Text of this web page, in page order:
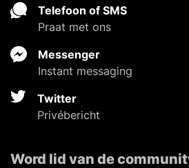
Telefoon of SMS
Praat met ons
Messenger
Instant messaging
Twitter
Privébericht
Word lid van de